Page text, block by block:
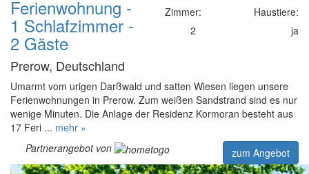
Ferienwohnung -
1 Schlafzimmer -
2 Gäste
Prerow, Deutschland
Zimmer:
2
Haustiere:
ja
Umarmt vom urigen Darßwald und satten Wiesen liegen unsere
Ferienwohnungen in Prerow. Zum weißen Sandstrand sind es nur
wenige Minuten. Die Anlage der Residenz Kormoran besteht aus
17 Feri ... mehr »
Partnerangebot von
zum Angebot